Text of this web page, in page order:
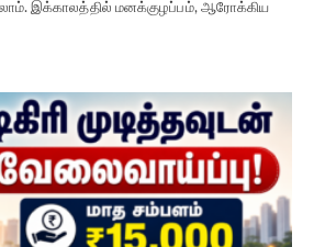
இக்காலத்தில் மனக்குழப்பம், ஆரோக்கிய